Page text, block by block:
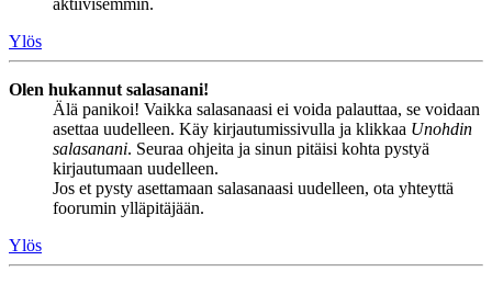
aktiivisemmin.
Ylös
Olen hukannut salasanani!
Älä panikoi! Vaikka salasanaasi ei voida palauttaa, se voidaan
asettaa uudelleen. Käy kirjautumissivulla ja klikkaa Unohdin
salasanani. Seuraa ohjeita ja sinun pitäisi kohta pystyä
kirjautumaan uudelleen.
Jos et pysty asettamaan salasanaasi uudelleen, ota yhteyttä
foorumin ylläpitäjään.
Ylös